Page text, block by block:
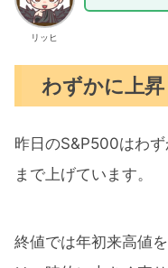
リッヒ
わずかに上
昨日のS&P500はわ
まで上げています。
終値では年初来高値